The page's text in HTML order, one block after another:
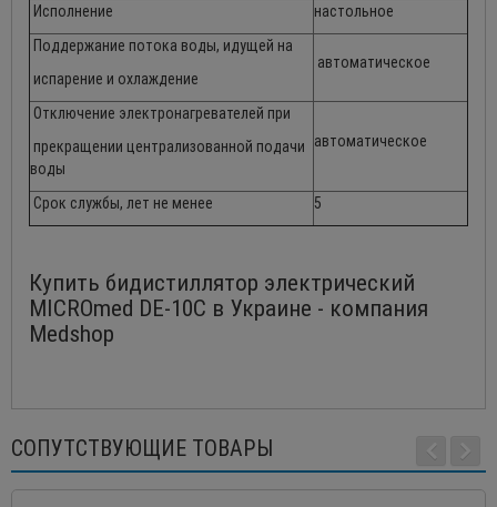
Исполнение
настольное
Поддержание потока воды, идущей на
испарение и охлаждение
автоматическое
Отключение электронагревателей при
прекращении централизованной подачи
воды
автоматическое
Срок службы, лет не менее 5
Купить бидистиллятор электрический
MICROmed DE-10С в Украине - компания
Medshop
СОПУТСТВУЮЩИЕ ТОВАРЫ